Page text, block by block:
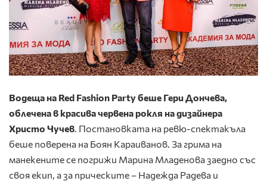
Водеща на Red Fashion Party беше Гери Дончева,
облечена в красива червена рокля на дизайнера
Христо Чучев. Постановката на ревю-спектакъла
беше поверена на Боян Караиванов. За грима на
манекените се погрижи Марина Младенова заедно със
своя екип, а за прическите – Надежда Радева и